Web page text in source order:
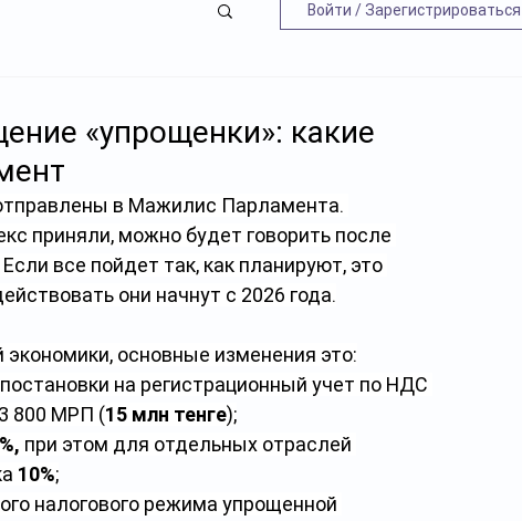
Войти / Зарегистрироваться
«упрощенки»: какие
в Мажилис Парламента.
приняли, можно будет говорить после
все пойдет так, как планируют, это
они начнут с 2026 года.
основные изменения это:
на регистрационный учет по НДС
800 МРП (15 млн тенге);
при этом для отдельных отраслей
10%;
налогового режима упрощенной